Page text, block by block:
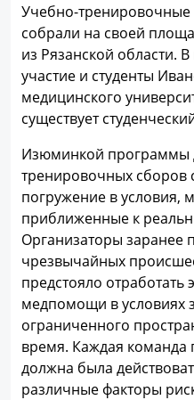
Учебно-
собрали на своей
из Рязанской области.
участие и студенты
медицинского
существует
Изюминкой программы
тренировочных сборов
погружение в условия,
приближенные к
Организаторы заранее
чрезвычайных
предстояло отработать
медпомощи в условиях
ограниченного
время. Каждая команда
должна была
различные факторы